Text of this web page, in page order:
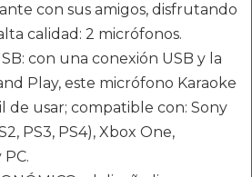
con sus amigos, disfrutando
calidad: 2 micrófonos.
con una conexión USB y la
Play, este micrófono Karaoke
de usar; compatible con: Sony
PS3, PS4), Xbox One,